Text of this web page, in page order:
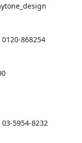
868254
5954-8232